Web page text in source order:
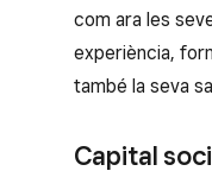
com ara les
experiència,
també la seva
Capital